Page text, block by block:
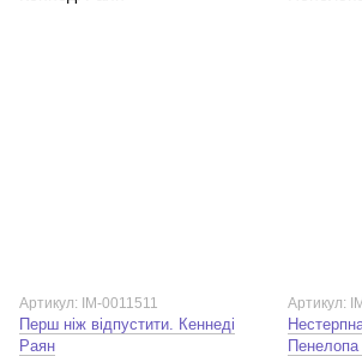
Артикул: IM-0011511
Перш ніж відпустити. Кеннеді
Раян
Артикул:
Пенелопа